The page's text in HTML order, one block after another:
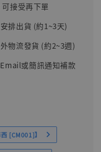
接受再下單
排出貨 (約1~3天)
物流發貨 (約2~3週)
或簡訊通知補款
[CM001]】